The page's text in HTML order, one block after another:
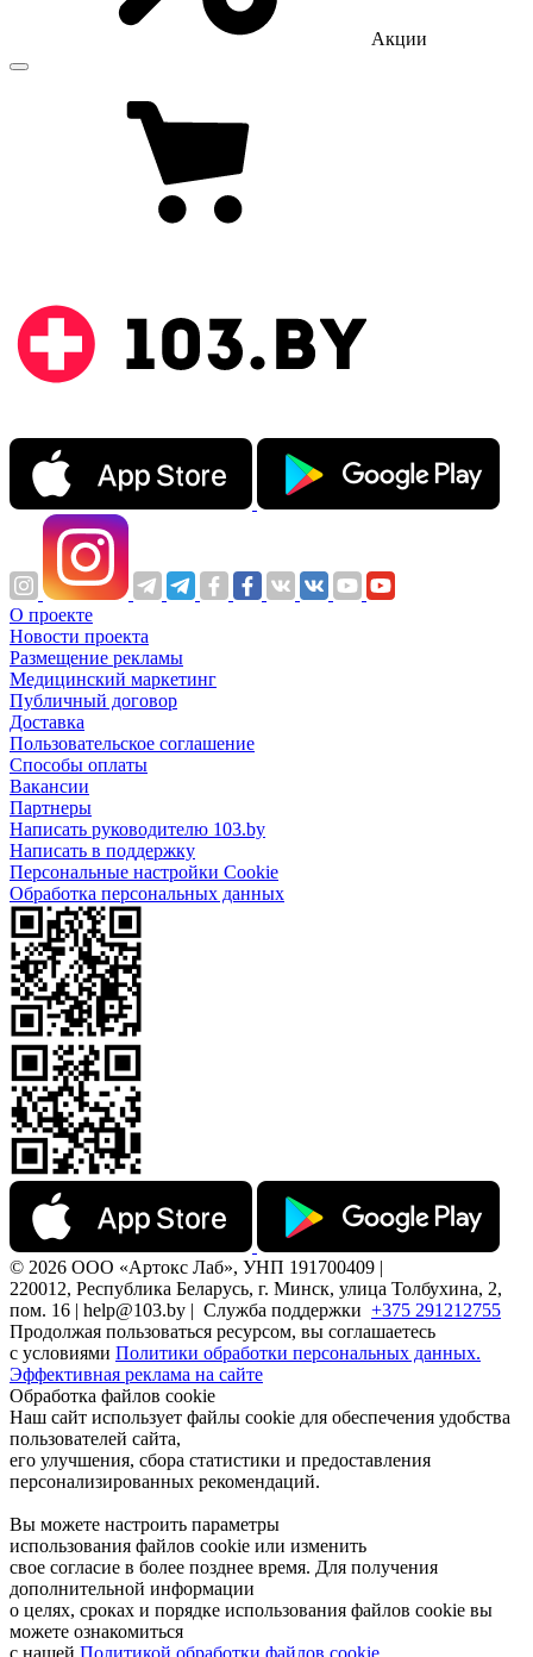
Акции
О проекте
Новости проекта
Размещение рекламы
Медицинский маркетинг
Публичный договор
Доставка
Пользовательское соглашение
Способы оплаты
Вакансии
Партнеры
Написать руководителю 103.by
Написать в поддержку
Персональные настройки Cookie
Обработка персональных данных
© 2026 ООО «Артокс Лаб», УНП 191700409 |
220012, Республика Беларусь, г. Минск, улица Толбухина, 2,
пом. 16 | help@103.by | Служба поддержки +375 291212755
Продолжая пользоваться ресурсом, вы соглашаетесь
с условиями Политики обработки персональных данных.
Эффективная реклама на сайте
Обработка файлов cookie
Наш сайт использует файлы cookie для обеспечения удобства
пользователей сайта,
его улучшения, сбора статистики и предоставления
персонализированных рекомендаций.
Вы можете настроить параметры
использования файлов cookie или изменить
свое согласие в более позднее время. Для получения
дополнительной информации
о целях, сроках и порядке использования файлов cookie вы
можете ознакомиться
с нашей Политикой обработки файлов cookie